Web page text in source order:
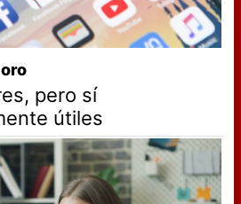
pero sí
útiles